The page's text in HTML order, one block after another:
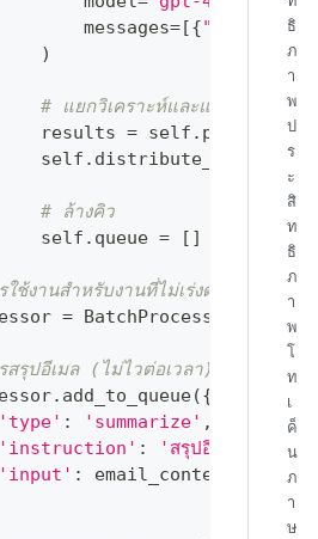
messages
=[{"role"
)
# แยกวิเคราะห์และแจกจ่ายผลลัพธ์
results
= self .
self
. distribute_results (
# ล้างคิว
self
. queue = [ ]
ช้งานสำหรับงานที่ไม่เร่งด่วน
= BatchProcessor
รุปอีเมล (ไม่ไวต่อเวลา)
. add_to_queue({
'type' : 'summarize' ,
'instruction' : 'สรุปอีเมลนี้'
'input' :
email_content
ธิ
ภ
า
พ
ป
ร
ะ
สิ
ท
ธิ
ภ
า
พ
โ
ท
เ
ค็
น
ภ
า
ษ